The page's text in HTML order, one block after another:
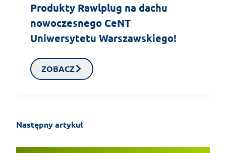
Produkty Rawlplug na dachu
nowoczesnego CeNT
Uniwersytetu Warszawskiego!
ZOBACZ
Następny artykuł